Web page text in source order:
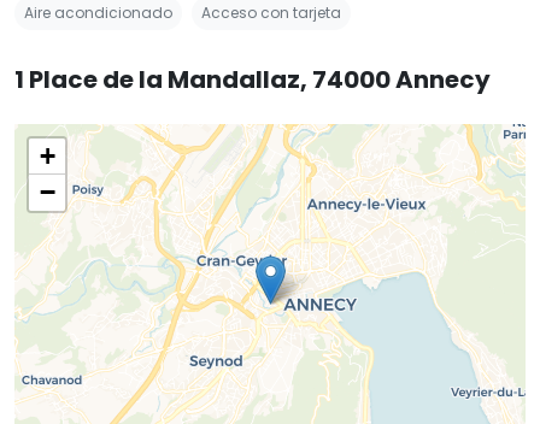
Aire acondicionado Acceso con tarjeta
1 Place de la Mandallaz, 74000 Annecy
+
−